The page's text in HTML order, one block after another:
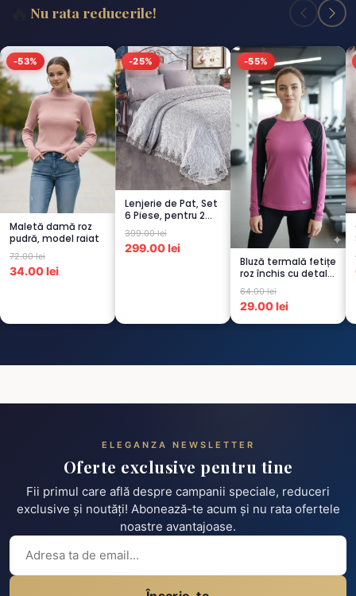
Nu rata reducerile!
-53%
Maletă damă roz
pudră, model raiat
72.00 lei
34.00 lei
-25%
Lenjerie de Pat, Set
6 Piese, pentru 2
persoana, GRI -1...
399.00 lei
299.00 lei
-55%
Bluză termală fetițe
roz închis cu detalii
negre, cu pu...
64.00 lei
29.00 lei
ELEGANZA NEWSLETTER
Oferte exclusive pentru tine
Fii primul care află despre campanii speciale, reduceri
exclusive și noutăți! Abonează-te acum și nu rata ofertele
noastre avantajoase.